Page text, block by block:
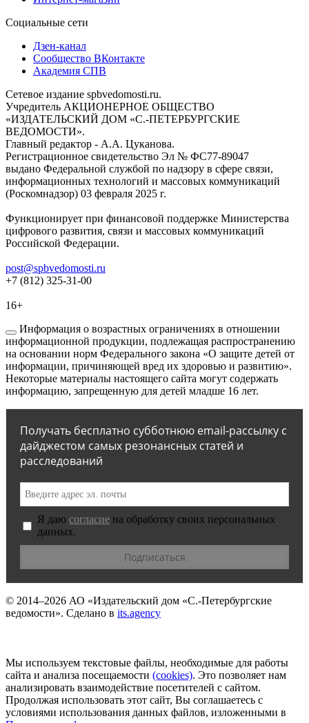
Социальные сети
Дзен-канал
Сообщество ВКонтакте
Академия СПВ
Сетевое издание spbvedomosti.ru.
Учредитель АКЦИОНЕРНОЕ ОБЩЕСТВО
«ИЗДАТЕЛЬСКИЙ ДОМ «С.-ПЕТЕРБУРГСКИЕ
ВЕДОМОСТИ».
Главный редактор - А.А. Цуканова.
Регистрационное свидетельство Эл № ФС77-89047
выдано Федеральной службой по надзору в сфере связи,
информационных технологий и массовых коммуникаций
(Роскомнадзор) 03 февраля 2025 г.
Функционирует при финансовой поддержке Министерства
цифрового развития, связи и массовых коммуникаций
Российской Федерации.
post@spbvedomosti.ru
+7 (812) 325-31-00
16+
Информация о возрастных ограничениях в отношении
информационной продукции, подлежащая распространению
на основании норм Федерального закона «О защите детей от
информации, причиняющей вред их здоровью и развитию».
Некоторые материалы настоящего сайта могут содержать
информацию, запрещенную для детей младше 16 лет.
Получать бесплатно субботнюю email-рассылку с
дайджестом самых резонансных статей и
расследований
Я даю согласие на обработку своих персональных
данных.
© 2014–2026 АО «Издательский дом «С.-Петербургские
ведомости». Сделано в its.agency
Мы используем текстовые файлы, необходимые для работы
сайта и анализа посещаемости (сookies). Это позволяет нам
анализировать взаимодействие посетителей с сайтом.
Продолжая использовать этот сайт, Вы соглашаетесь с
условиями использования данных файлов, изложенными в